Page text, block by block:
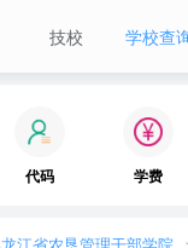
技校 学校查
代码 学费